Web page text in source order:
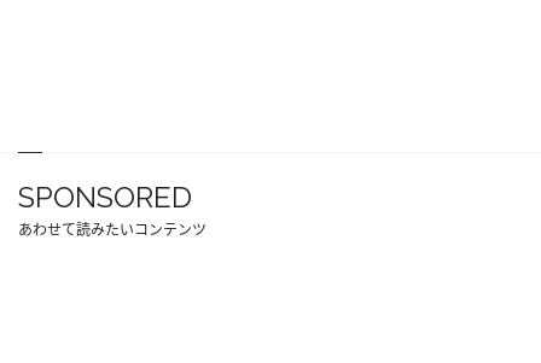
SPONSORED
あわせて読みたいコンテンツ